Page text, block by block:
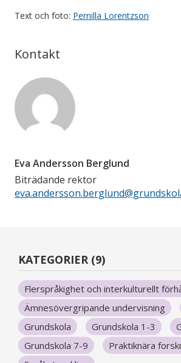
Text och foto: Pernilla Lorentzson
Kontakt
Eva Andersson Berglund
Biträdande rektor
KATEGORIER (9)
Flerspråkighet och interkulturellt
Ämnesövergripande undervisning
Grundskola
Grundskola 1-3
Grundskola 7-9
Praktiknära